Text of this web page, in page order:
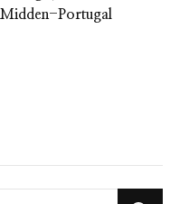
Midden-Portugal